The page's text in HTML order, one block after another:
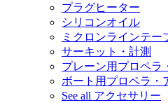
プラグヒーター
シリコンオイル
ミクロンラインテー
サーキット・計測
プレーン用プロペラ
ボート用プロペラ・
See all アクセサリー